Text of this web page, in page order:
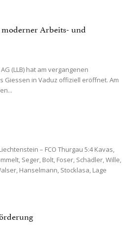
Arbeits- und
(LLB) hat am vergangenen
Giessen in Vaduz offiziell eröffnet. Am
– FCO Thurgau 5:4 Kavas,
Seger, Bolt, Foser, Schädler, Wille,
Hanselmann, Stocklasa, Lage